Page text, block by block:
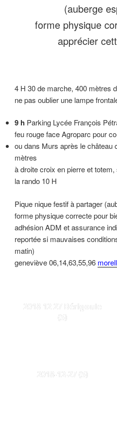
(auberge
forme physique
apprécier
4 H 30 de marche, 400 mètres
ne pas oublier une lampe
9 h Parking Lycée François
feu rouge face Agroparc pour
ou dans Murs après le château
mètres
à droite croix en pierre et
la rando 10 H
Pique nique festif à partager
forme physique correcte pour
adhésion ADM et assurance
reportée si mauvaises
matin)
geneviève 06,14,63,55,96
2018 12 27 Bérigoule
(5)
2018-12-27 (5)